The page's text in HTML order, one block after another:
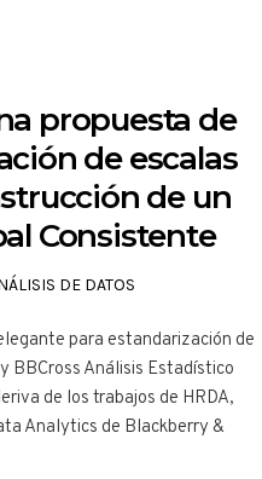
propuesta de
de escalas
de un
Consistente
DE DATOS
para estandarización de
BBCross Análisis Estadístico
de los trabajos de HRDA,
Analytics de Blackberry &